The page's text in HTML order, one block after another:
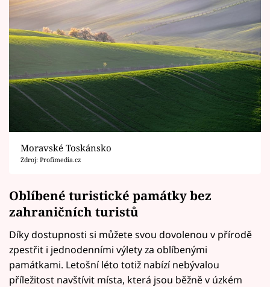
Moravské Toskánsko
Zdroj: Profimedia.cz
Oblíbené turistické památky bez
zahraničních turistů
Díky dostupnosti si můžete svou dovolenou v přírodě
zpestřit i jednodenními výlety za oblíbenými
památkami. Letošní léto totiž nabízí nebývalou
příležitost navštívit místa, která jsou běžně v úzkém